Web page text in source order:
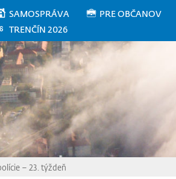
SAMOSPRÁVA PRE OBČANOV
TRENČÍN 2026
– 23. týždeň